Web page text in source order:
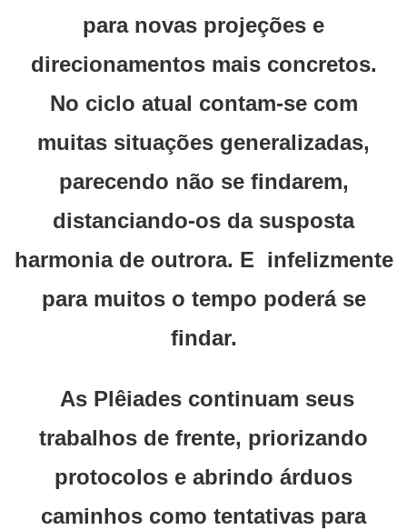
para novas projeções e
direcionamentos mais concretos.
No ciclo atual contam-se com
muitas situações generalizadas,
parecendo não se findarem,
distanciando-os da susposta
harmonia de outrora. E infelizmente
para muitos o tempo poderá se
findar.
As Plêiades continuam seus
trabalhos de frente, priorizando
protocolos e abrindo árduos
caminhos como tentativas para